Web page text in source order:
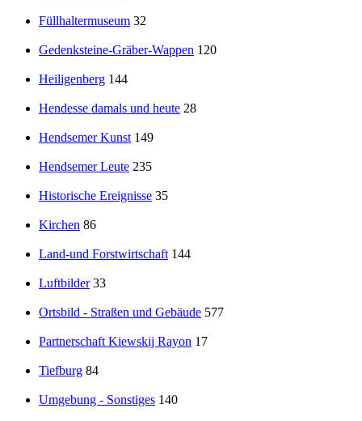
Füllhaltermuseum 32
Gedenksteine-Gräber-Wappen 120
Heiligenberg 144
Hendesse damals und heute 28
Hendsemer Kunst 149
Hendsemer Leute 235
Historische Ereignisse 35
Kirchen 86
Land-und Forstwirtschaft 144
Luftbilder 33
Ortsbild - Straßen und Gebäude 577
Partnerschaft Kiewskij Rayon 17
Tiefburg 84
Umgebung - Sonstiges 140